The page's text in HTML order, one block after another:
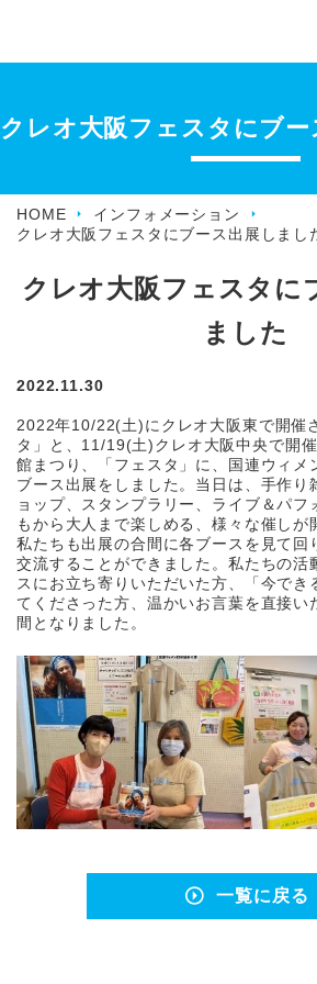
クレオ大阪フェスタにブ
HOME
インフォメーション
クレオ大阪フェスタにブース出展しまし
クレオ大阪フェスタに
ました
2022.11.30
2022年10/22(土)にクレオ大阪東で開催
タ」と、11/19(土)クレオ大阪中央で開
館まつり、「フェスタ」に、国連ウィメ
ブース出展をしました。当日は、手作り
ョップ、スタンプラリー、ライブ＆パフ
もから大人まで楽しめる、様々な催しが
私たちも出展の合間に各ブースを見て回
交流することができました。私たちの活
スにお立ち寄りいただいた方、「今でき
てくださった方、温かいお言葉を直接い
間となりました。
一覧に戻る